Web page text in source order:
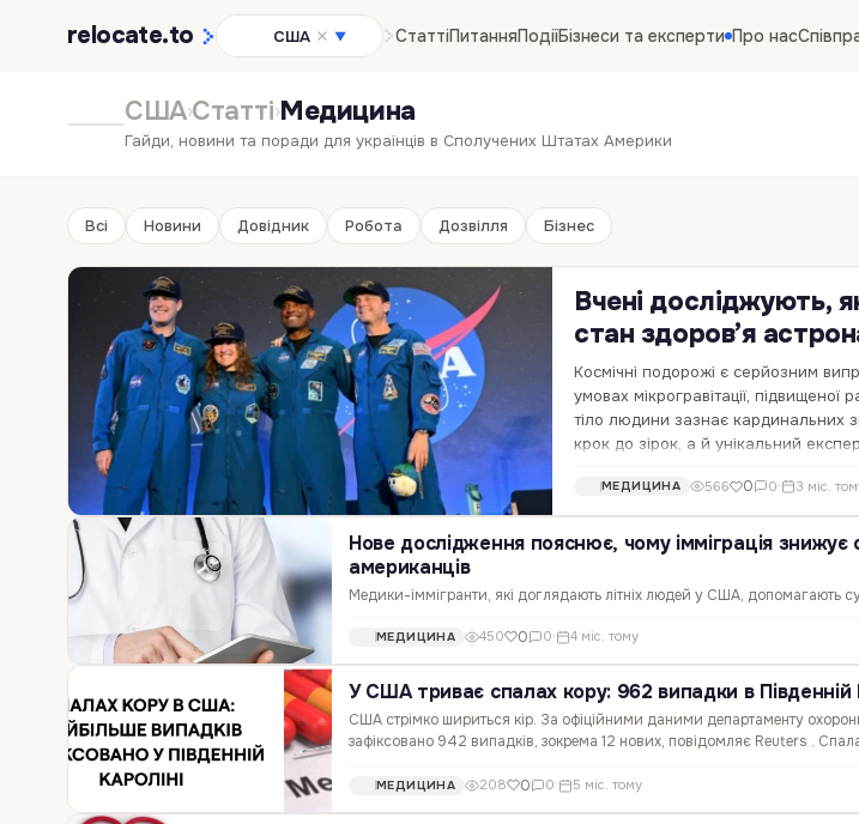
relocate.to США ▼ СтаттіПитанняПодіїБізнеси та експерти Про нас
США›Статті›Медицина
Гайди, новини та поради для українців в Сполучених Штатах Америки
Всі Новини Довідник Робота Дозвілля Бізнес
Вчені досліджують,
стан здоров’я
Космічні подорожі є серйозним
умовах мікрогравітації, підвищеної
тіло людини зазнає кардинальних
крок до зірок, а й унікальний
МЕДИЦИНА 566 0 0· 3 міс.
Нове дослідження пояснює, чому імміграція знижує
американців
Медики-іммігранти, які доглядають літніх людей у США, допомагають
Роль іноземних медиків у сфері охорони здоров'я США …
МЕДИЦИНА 450 0 0· 4 міс. тому
У США триває спалах кору: 962 випадки в Південній
США стрімко шириться кір. За офіційними даними департаменту
зафіксовано 942 випадків, зокрема 12 нових, повідомляє Reuters .
МЕДИЦИНА 208 0 0· 5 міс. тому